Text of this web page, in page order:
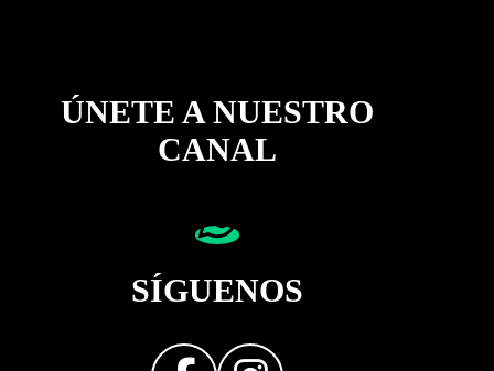
ÚNETE A NUESTRO
CANAL
SÍGUENOS